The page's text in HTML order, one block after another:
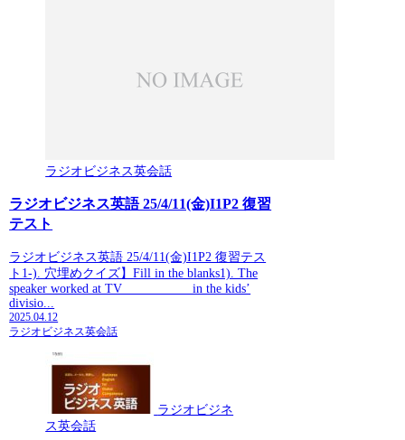
ラジオビジネス英会話
ラジオビジネス英語 25/4/11(金)I1P2 復習
テスト
ラジオビジネス英語 25/4/11(金)I1P2 復習テス
ト1-). 穴埋めクイズ】Fill in the blanks1). The
speaker worked at TV __________ in the kids’
divisio...
2025.04.12
ラジオビジネス英会話
ラジオビジネ
ス英会話